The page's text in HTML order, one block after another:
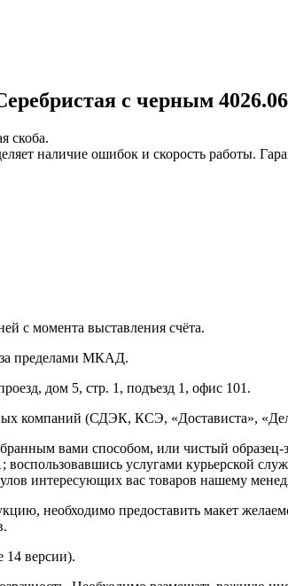
с черным
скоба.
наличие ошибок и скорость работы.
с момента выставления счёта.
за пределами МКАД.
дом 5, стр. 1, подъезд 1, офис 101.
компаний (СДЭК, КСЭ, «Достависта»,
вами способом, или чистый
услугами курьерской
интересующих вас товаров нашему
необходимо предоставить макет
версии).